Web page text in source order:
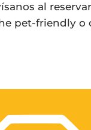
al
pet-friendly o